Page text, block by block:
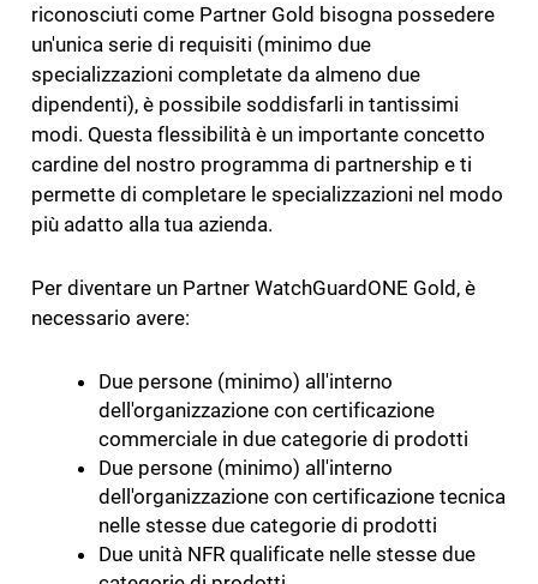
riconosciuti come Partner Gold bisogna possedere
un'unica serie di requisiti (minimo due
specializzazioni completate da almeno due
dipendenti), è possibile soddisfarli in tantissimi
modi. Questa flessibilità è un importante concetto
cardine del nostro programma di partnership e ti
permette di completare le specializzazioni nel modo
più adatto alla tua azienda.
Per diventare un Partner WatchGuardONE Gold, è
necessario avere:
Due persone (minimo) all'interno
dell'organizzazione con certificazione
commerciale in due categorie di prodotti
Due persone (minimo) all'interno
dell'organizzazione con certificazione tecnica
nelle stesse due categorie di prodotti
Due unità NFR qualificate nelle stesse due